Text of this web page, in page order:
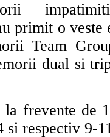
primit o veste
Team
dual si
frevente de
respectiv 9-